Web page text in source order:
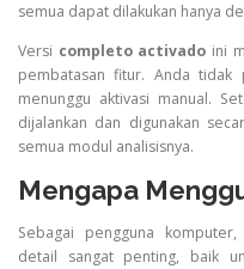
semua dapat dilakukan hanya
Versi completo activado ini
pembatasan fitur. Anda tidak
menunggu aktivasi manual.
dijalankan dan digunakan
semua modul analisisnya.
Mengapa
Sebagai pengguna
detail sangat penting, baik